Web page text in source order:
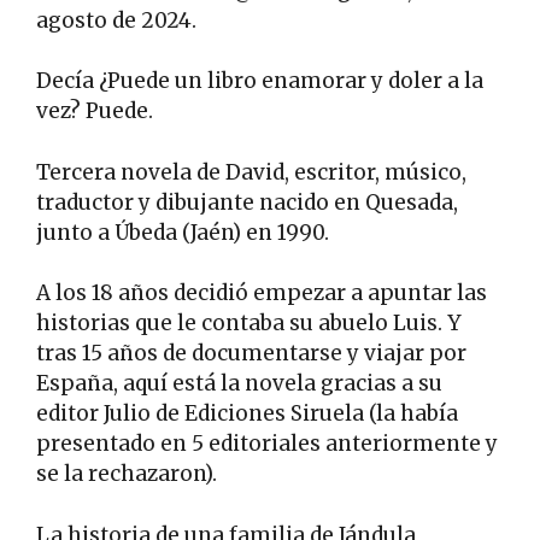
agosto de 2024.
Decía ¿Puede un libro enamorar y doler a la
vez? Puede.
Tercera novela de David, escritor, músico,
traductor y dibujante nacido en Quesada,
junto a Úbeda (Jaén) en 1990.
A los 18 años decidió empezar a apuntar las
historias que le contaba su abuelo Luis. Y
tras 15 años de documentarse y viajar por
España, aquí está la novela gracias a su
editor Julio de Ediciones Siruela (la había
presentado en 5 editoriales anteriormente y
se la rechazaron).
La historia de una familia de Jándula